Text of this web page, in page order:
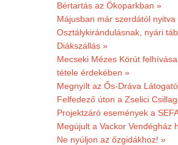
Bértartás az Ökoparkban »
Májusban már szerdától
Osztálykirándulásnak, nyári
Diákszállás »
Mecseki Mézes Körút
tétele érdekében »
Megnyílt az Ős-Dráva
Felfedező úton a Zselici
Projektzáró események a
Megújult a Vackor Vendégház
Ne nyúljon az őzgidákhoz! »